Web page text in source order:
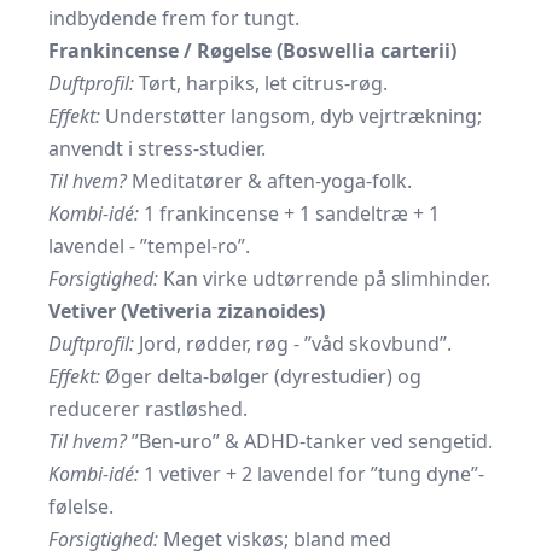
indbydende frem for tungt.
Frankincense / Røgelse (Boswellia carterii)
Duftprofil:Tørt, harpiks, let citrus-røg.
Effekt: Understøtter langsom, dyb vejrtrækning;
anvendt i stress-studier.
Til hvem?Meditatører & aften-yoga-folk.
Kombi-idé: 1 frankincense + 1 sandeltræ + 1
lavendel - ”tempel-ro”.
Forsigtighed: Kan virke udtørrende på slimhinder.
Vetiver (Vetiveria zizanoides)
Duftprofil: Jord, rødder, røg - ”våd skovbund”.
Effekt: Øger delta-bølger (dyrestudier) og
reducerer rastløshed.
Til hvem?”Ben-uro” & ADHD-tanker ved sengetid.
Kombi-idé: 1 vetiver + 2 lavendel for ”tung dyne”-
følelse.
Forsigtighed: Meget viskøs; bland med